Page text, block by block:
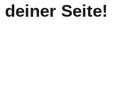
deiner Seite!